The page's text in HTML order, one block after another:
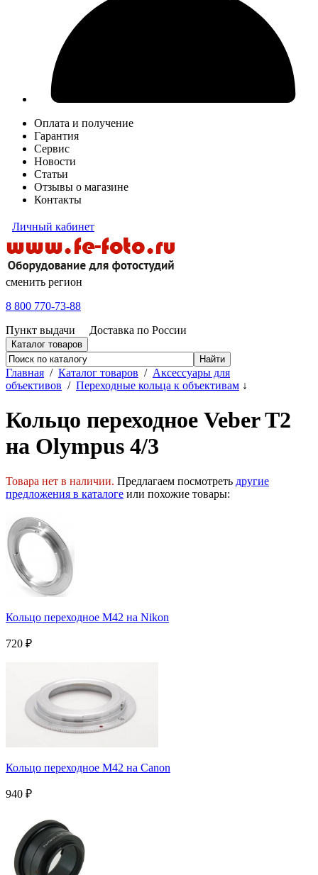
Оплата и получение
Гарантия
Сервис
Новости
Статьи
Отзывы о магазине
Контакты
Личный кабинет
сменить регион
8 800 770-73-88
Пункт выдачи
Доставка по России
Каталог товаров
Главная / Каталог товаров / Аксессуары для
объективов / Переходные кольца к объективам ↓
Кольцо переходное Veber T2
на Olympus 4/3
Товара нет в наличии. Предлагаем посмотреть другие
предложения в каталоге или похожие товары:
Кольцо переходное M42 на Nikon
720 ₽
Кольцо переходное M42 на Canon
940 ₽